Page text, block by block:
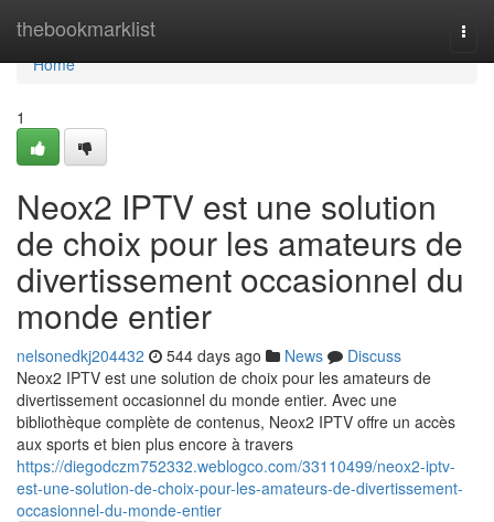
thebookmarklist
Home
Home
1
Neox2 IPTV est une solution
de choix pour les amateurs de
divertissement occasionnel du
monde entier
nelsonedkj204432 544 days ago News
Discuss
Neox2 IPTV est une solution de choix pour les amateurs de
divertissement occasionnel du monde entier. Avec une
bibliothèque complète de contenus, Neox2 IPTV offre un accès
aux sports et bien plus encore à travers
https://diegodczm752332.weblogco.com/33110499/neox2-iptv-
est-une-solution-de-choix-pour-les-amateurs-de-divertissement-
occasionnel-du-monde-entier